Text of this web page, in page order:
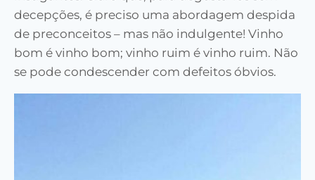
decepções, é preciso uma abordagem despida
de preconceitos – mas não indulgente! Vinho
bom é vinho bom; vinho ruim é vinho ruim. Não
se pode condescender com defeitos óbvios.